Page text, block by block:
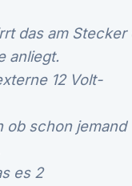
das am Stecker
anliegt.
12 Volt-
ob schon jemand
es 2